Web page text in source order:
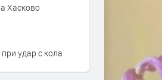
Хасково
удар с кола